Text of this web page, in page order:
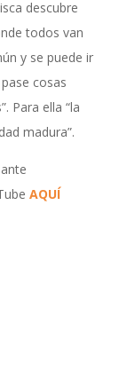
descubre
todos van
y se puede ir
cosas
Para ella “la
madura”.
AQUÍ